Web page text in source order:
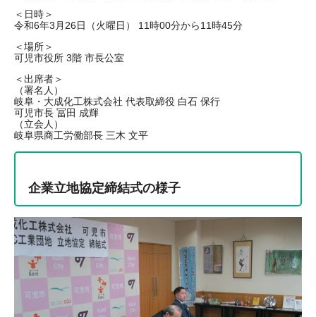
＜日時＞
令和6年3月26日（火曜日） 11時00分から11時45分
＜場所＞
可児市役所 3階 市長公室
＜出席者＞
（署名人）
岐阜・大成化工株式会社 代表取締役 白石 保行
可児市長 冨田 成輝
（立会人）
岐阜県商工労働部長 三木 文平
企業立地協定締結式の様子